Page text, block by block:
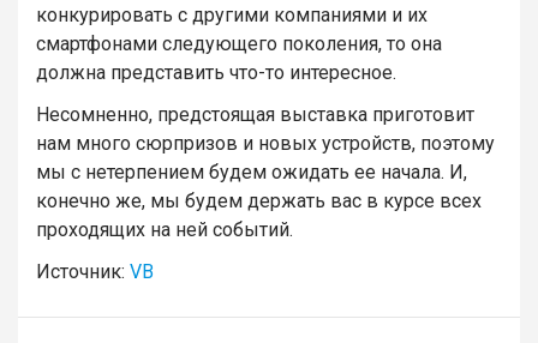
конкурировать с другими компаниями и их
смартфонами следующего поколения, то она
должна представить что-то интересное.
Несомненно, предстоящая выставка приготовит
нам много сюрпризов и новых устройств, поэтому
мы с нетерпением будем ожидать ее начала. И,
конечно же, мы будем держать вас в курсе всех
проходящих на ней событий.
Источник: VB